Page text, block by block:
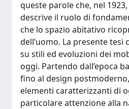
queste parole che, nel
descrive il ruolo di
che lo spazio abitativo
dell’uomo. La presente tesi
su stili ed evoluzioni dei
oggi. Partendo dall’epoca
fino al design
elementi caratterizzanti di
particolare attenzione alla